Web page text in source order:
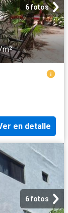
6 fotos
en detalle
6 fotos